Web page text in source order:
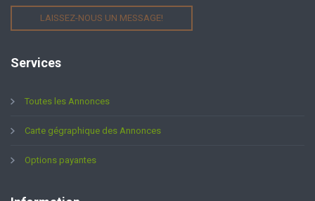
LAISSEZ-NOUS UN MESSAGE!
Services
Toutes les Annonces
Carte gégraphique des Annonces
Options payantes